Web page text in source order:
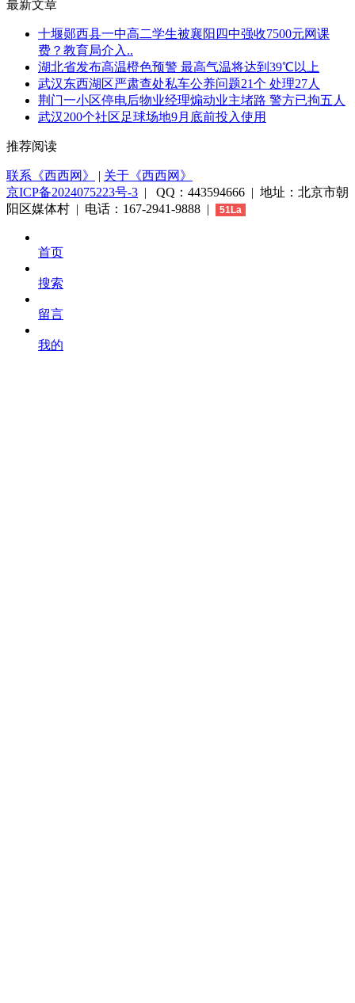
最新文章
十堰郧西县一中高二学生被襄阳四中强收7500元网课
费？教育局介入..
湖北省发布高温橙色预警 最高气温将达到39℃以上
武汉东西湖区严肃查处私车公养问题21个 处理27人
荆门一小区停电后物业经理煽动业主堵路 警方已拘五人
武汉200个社区足球场地9月底前投入使用
推荐阅读
联系《西西网》 | 关于《西西网》
京ICP备2024075223号-3 | QQ：443594666 | 地址：北京市朝
阳区媒体村 | 电话：167-2941-9888 |
51La
首页
搜索
留言
我的